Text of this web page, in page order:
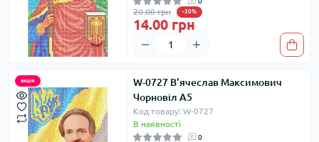
20.00 грн -30%
14.00 грн
акція
W-0727 В'ячеслав Максимович
Чорновіл А5
Код товару: W-0727
В наявності
0